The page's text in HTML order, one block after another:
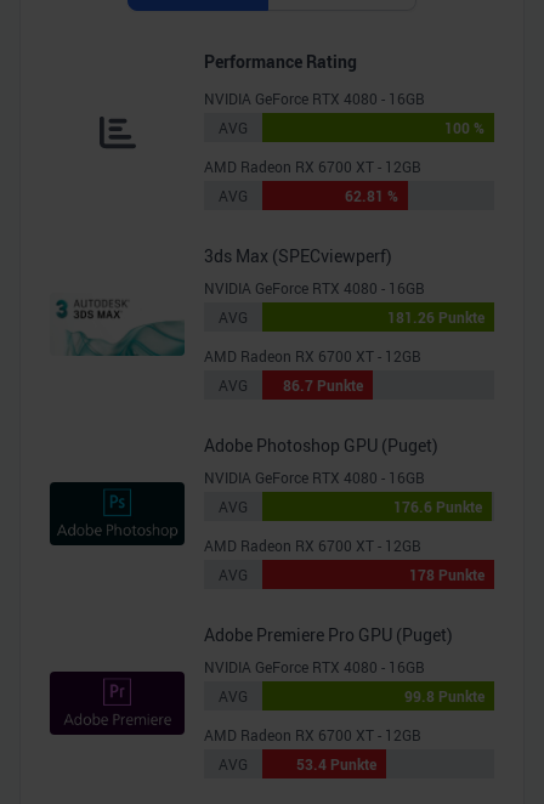
Performance Rating
NVIDIA GeForce RTX 4080 - 16GB
AVG
100 %
AMD Radeon RX 6700 XT - 12GB
AVG
62.81 %
3ds Max (SPECviewperf)
NVIDIA GeForce RTX 4080 - 16GB
AVG
181.26 Punkte
AMD Radeon RX 6700 XT - 12GB
AVG
86.7 Punkte
Adobe Photoshop GPU (Puget)
NVIDIA GeForce RTX 4080 - 16GB
AVG
176.6 Punkte
AMD Radeon RX 6700 XT - 12GB
AVG
178 Punkte
Adobe Premiere Pro GPU (Puget)
NVIDIA GeForce RTX 4080 - 16GB
AVG
99.8 Punkte
AMD Radeon RX 6700 XT - 12GB
AVG
53.4 Punkte